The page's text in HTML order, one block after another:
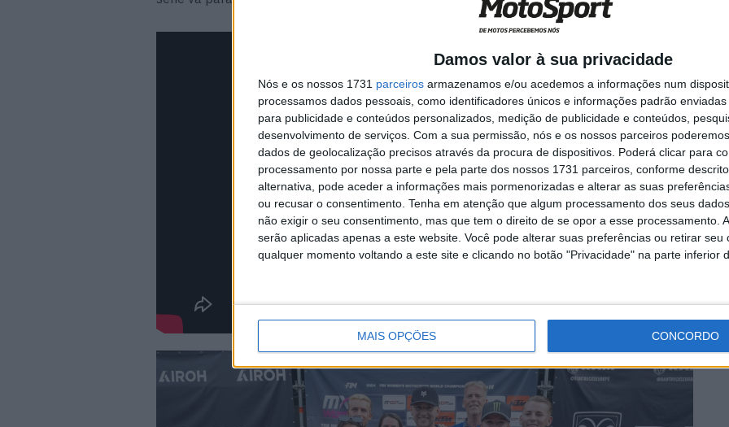
Damos valor à sua privacidade
Nós e os nossos 1731 parceiros armazenamos e/ou acedemos a informações num
processamos dados pessoais, como identificadores únicos e informações padrão
para publicidade e conteúdos personalizados, medição de publicidade e conteúdos,
desenvolvimento de serviços. Com a sua permissão, nós e os nossos parceiros
dados de geolocalização precisos através da procura de dispositivos. Poderá clicar para
processamento por nossa parte e pela parte dos nossos 1731 parceiros, conforme
alternativa, pode aceder a informações mais pormenorizadas e alterar as suas
ou recusar o consentimento. Tenha em atenção que algum processamento dos seus
não exigir o seu consentimento, mas que tem o direito de se opor a esse processamento.
serão aplicadas apenas a este website. Você pode alterar suas preferências ou retirar seu
qualquer momento voltando a este site e clicando no botão "Privacidade" na parte inferior
MAIS OPÇÕES CONCORDO